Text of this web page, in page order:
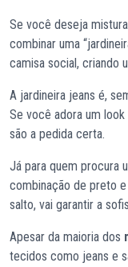
Se você deseja
combinar uma
camisa social, criando
A jardineira jeans é,
Se você adora um
são a pedida certa.
Já para quem procura
combinação de preto
salto, vai garantir a
Apesar da maioria dos
tecidos como jeans e